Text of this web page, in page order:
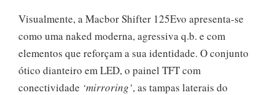
Visualmente, a Macbor Shifter 125Evo apresenta-se
como uma naked moderna, agressiva q.b. e com
elementos que reforçam a sua identidade. O conjunto
ótico dianteiro em LED, o painel TFT com
conectividade ‘mirroring’, as tampas laterais do